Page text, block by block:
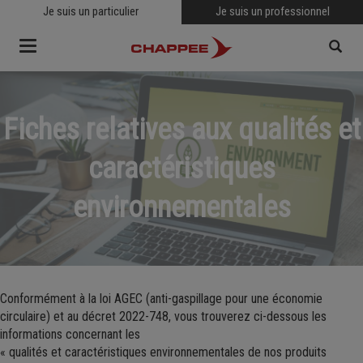
Je suis un particulier Je suis un professionnel
Toggle
RECHERCHER
Fiches relatives aux qualités et
caractéristiques
environnementales
Conformément à la loi AGEC (anti-gaspillage pour une économie
circulaire) et au décret 2022-748, vous trouverez ci-dessous les
informations concernant les
« qualités et caractéristiques environnementales de nos produits